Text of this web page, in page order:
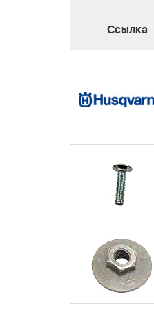
Ссылка